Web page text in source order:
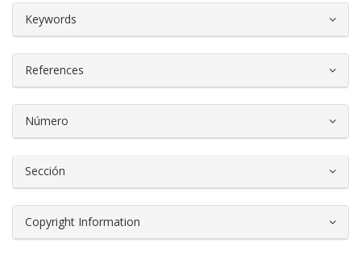
Keywords
References
Número
Sección
Copyright Information